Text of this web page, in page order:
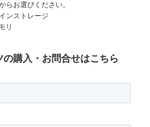
らお選びください。
ンストレージ
リ
の購入・お問合せはこちら